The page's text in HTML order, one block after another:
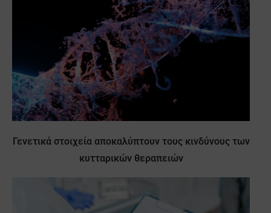
Γενετικά στοιχεία αποκαλύπτουν τους κινδύνους των
κυτταρικών θεραπειών